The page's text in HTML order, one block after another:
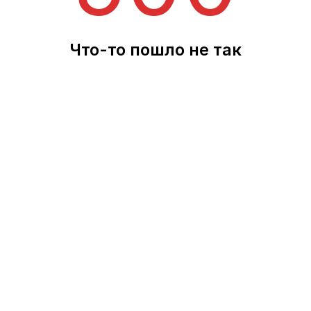
Что-то пошло не так